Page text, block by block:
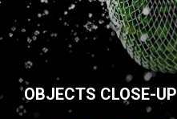
OBJECTS CLOSE-UP